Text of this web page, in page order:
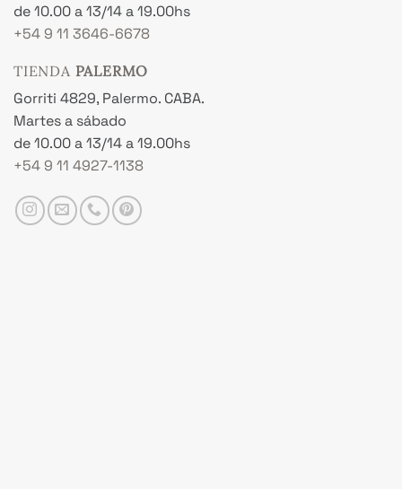
de 10.00 a 13/14 a 19.00hs
+54 9 11 3646-6678
TIENDA PALERMO
Gorriti 4829, Palermo. CABA.
Martes a sábado
de 10.00 a 13/14 a 19.00hs
+54 9 11 4927-1138